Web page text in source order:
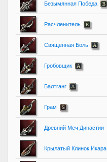
Безымянная Победа
Расчленитель
Священная Боль
Гробовщик
Балтганг
Грам
Древний Меч Династии
Крылатый Клинок Икара